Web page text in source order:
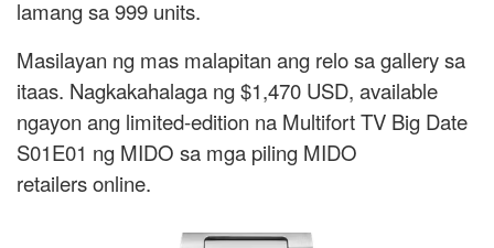
lamang sa 999 units.
Masilayan ng mas malapitan ang relo sa gallery sa
itaas. Nagkakahalaga ng $1,470 USD, available
ngayon ang limited-edition na Multifort TV Big Date
S01E01 ng MIDO sa mga piling MIDO
retailers online.